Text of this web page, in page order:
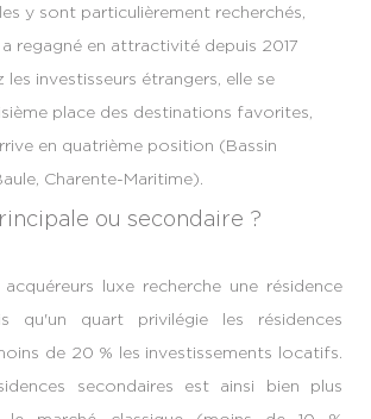
y sont particulièrement recherchés,
a regagné en attractivité depuis 2017
investisseurs étrangers, elle se
place des destinations favorites,
en quatrième position (Bassin
Charente-Maritime).
ou secondaire ?
luxe recherche une résidence
qu'un quart privilégie les résidences
de 20 % les investissements locatifs.
secondaires est ainsi bien plus